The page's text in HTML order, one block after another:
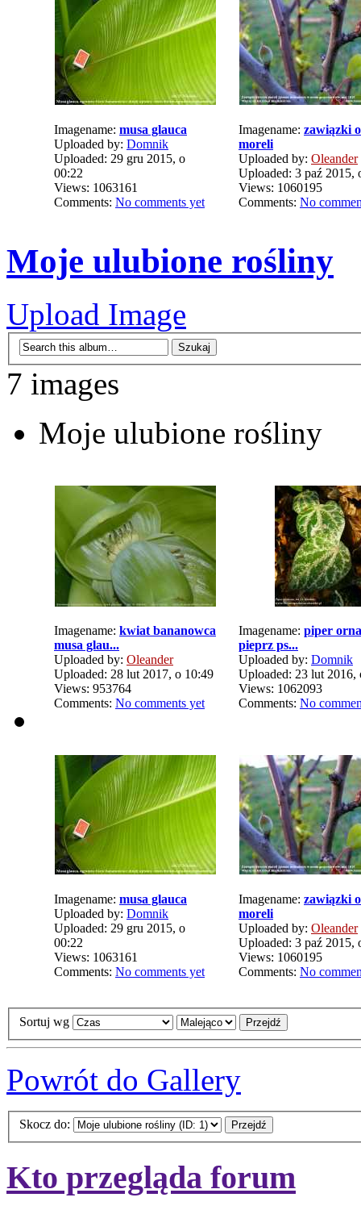
Imagename: musa glauca
Uploaded by: Domnik
Uploaded: 29 gru 2015, o
00:22
Views: 1063161
Comments: No comments yet
Imagename: zawiązki
moreli
Uploaded by: Oleander
Uploaded: 3 paź 2015,
Views: 1060195
Comments: No
Moje ulubione rośliny
Upload Image
7 images
Moje ulubione rośliny
Imagename: kwiat bananowca
musa glau...
Uploaded by: Oleander
Uploaded: 28 lut 2017, o 10:49
Views: 953764
Comments: No comments yet
Imagename: piper
pieprz ps...
Uploaded by: Domnik
Uploaded: 23 lut 2016,
Views: 1062093
Comments: No
Imagename: musa glauca
Uploaded by: Domnik
Uploaded: 29 gru 2015, o
00:22
Views: 1063161
Comments: No comments yet
Imagename: zawiązki
moreli
Uploaded by: Oleander
Uploaded: 3 paź 2015,
Views: 1060195
Comments: No
Sortuj wg
Powrót do Gallery
Skocz do:
Kto przegląda forum